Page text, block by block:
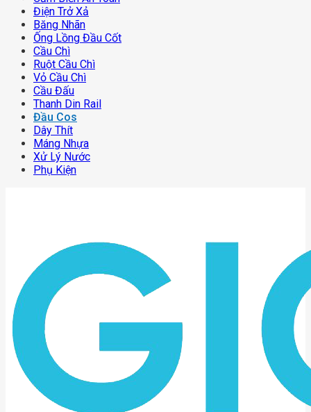
Điện Trở Xả
Băng Nhãn
Ống Lồng Đầu Cốt
Cầu Chì
Ruột Cầu Chì
Vỏ Cầu Chì
Cầu Đấu
Thanh Din Rail
Đầu Cos
Dây Thít
Máng Nhựa
Xử Lý Nước
Phụ Kiện